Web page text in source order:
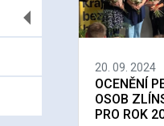
20. 09. 2024
OCENĚNÍ
OSOB
PRO ROK